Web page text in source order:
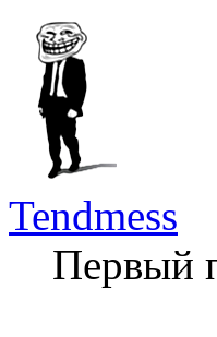
Tendmess
Первый